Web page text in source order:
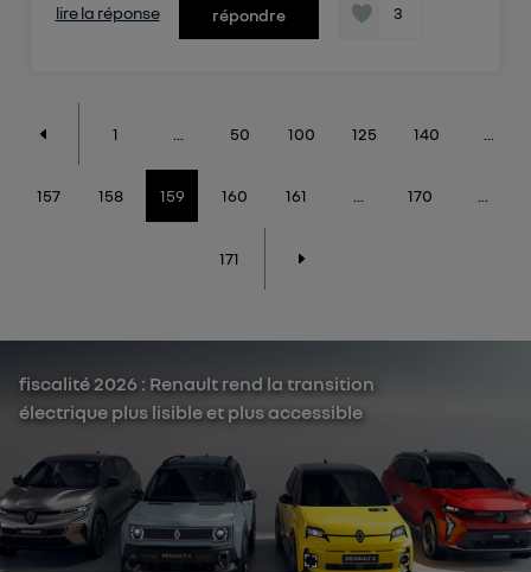
lire la réponse répondre 3
1 50 100 125 140
157 158 159 160 161 ... 170 ...
171
fiscalité 2026 : Renault rend la transition
électrique plus lisible et plus accessible